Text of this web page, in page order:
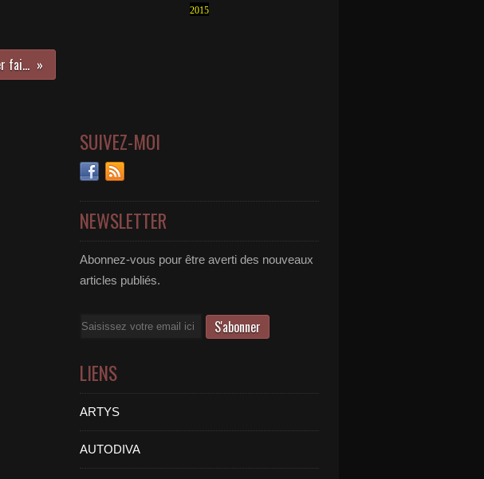
Enfin, le pare-brise double foyer fait son apparition !
2015
SUIVEZ-MOI
NEWSLETTER
Abonnez-vous pour être averti des nouveaux
articles publiés.
Email
LIENS
ARTYS
AUTODIVA